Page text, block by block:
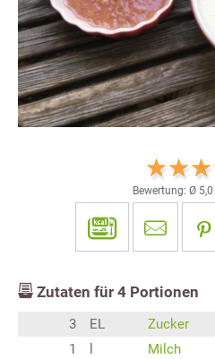
Bewertung: Ø 5,0
Zutaten für 4 Portionen
3 EL
Zucker
1
Milch